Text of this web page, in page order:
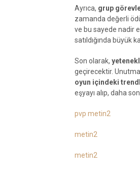
Ayrıca, grup
zamanda değerli
ve bu sayede nadir
satıldığında büyük
Son olarak,
geçirecektir.
oyun içindeki
eşyayı alıp, daha
pvp metin2
metin2
metin2